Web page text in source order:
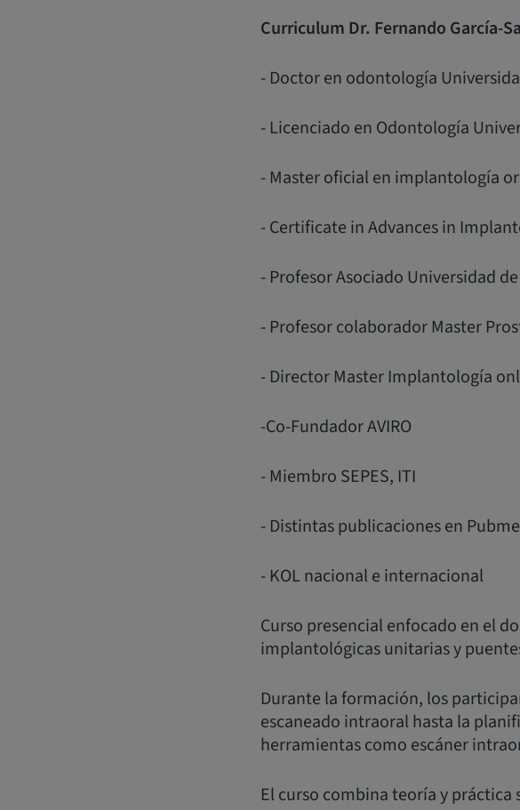
Curriculum Dr. Fernando García-
- Doctor en odontología
- Licenciado en Odontología
- Master oficial en implantología
- Certificate in Advances in
- Profesor Asociado Universidad
- Profesor colaborador Master
- Director Master Implantología
-Co-Fundador AVIRO
- Miembro SEPES, ITI
- Distintas publicaciones en
- KOL nacional e internacional
Curso presencial enfocado en el
implantológicas unitarias y
Durante la formación, los
escaneado intraoral hasta la
herramientas como escáner
El curso combina teoría y